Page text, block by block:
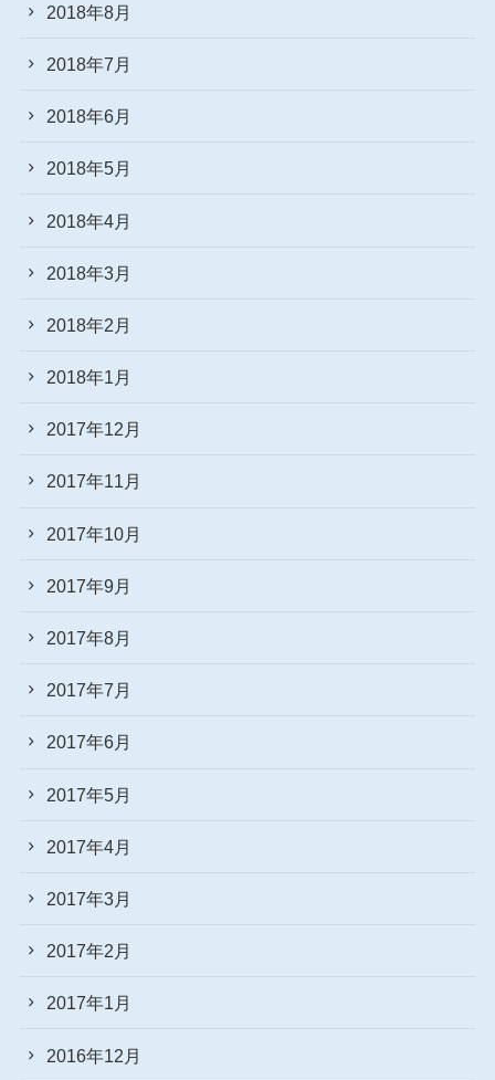
2018年8月
2018年7月
2018年6月
2018年5月
2018年4月
2018年3月
2018年2月
2018年1月
2017年12月
2017年11月
2017年10月
2017年9月
2017年8月
2017年7月
2017年6月
2017年5月
2017年4月
2017年3月
2017年2月
2017年1月
2016年12月